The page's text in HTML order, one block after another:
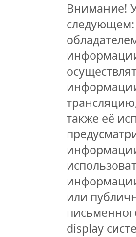
Внимание!
следующем:
также её
или
display